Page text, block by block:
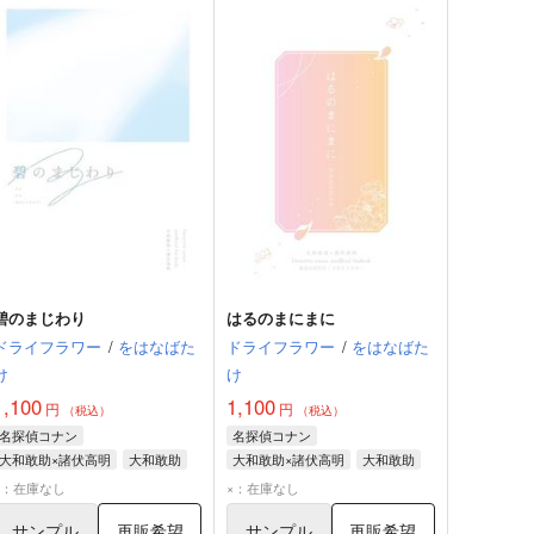
のまじわり
ライフラワー / をはなばた
円 （税込）
名探偵コナン
大和敢助×諸伏高明
大和敢助
諸伏高明
在庫なし
はるのまにまに
ドライフラワー / をはなばた
け
1,100 円 （税込）
名探偵コナン
大和敢助×諸伏高明
大和敢助
諸伏高明
×：在庫なし